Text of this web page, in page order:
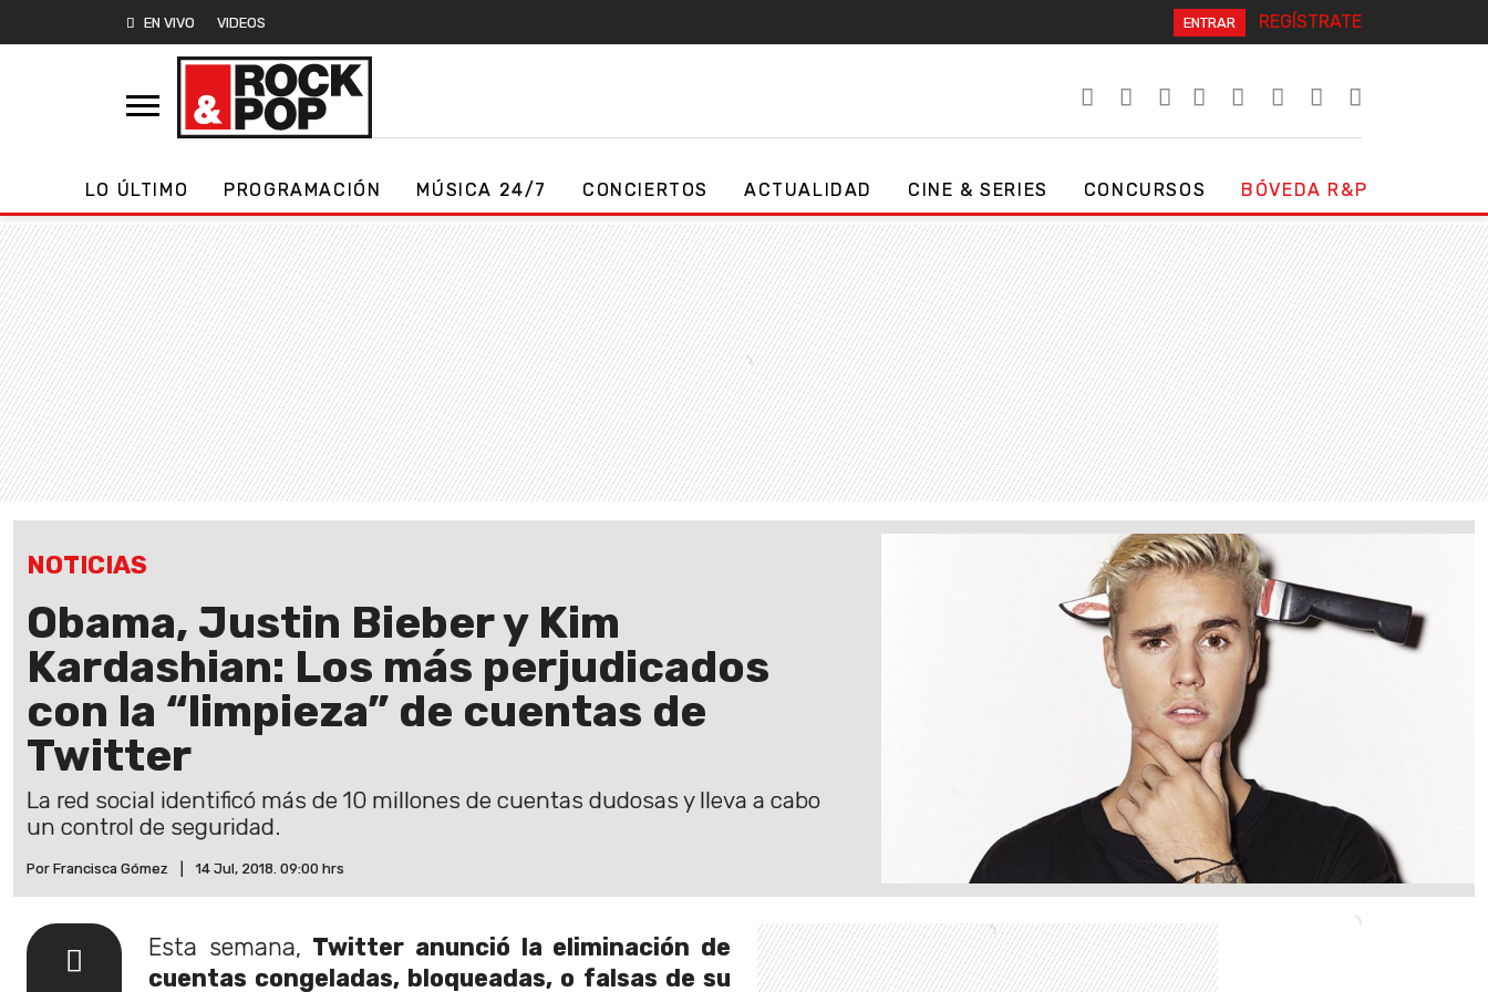
EN VIVO VIDEOS ENTRAR REGÍSTRATE
LO ÚLTIMO PROGRAMACIÓN MÚSICA 24/7 CONCIERTOS ACTUALIDAD CINE & SERIES CONCURSOS BÓVEDA R&P
NOTICIAS
Obama, Justin Bieber y Kim
Kardashian: Los más perjudicados
con la “limpieza” de cuentas de
Twitter
La red social identificó más de 10 millones de cuentas dudosas y lleva a cabo
un control de seguridad.
Por Francisca Gómez 14 Jul, 2018. 09:00 hrs
Esta semana, Twitter anunció la eliminación de
cuentas congeladas, bloqueadas, o falsas de su